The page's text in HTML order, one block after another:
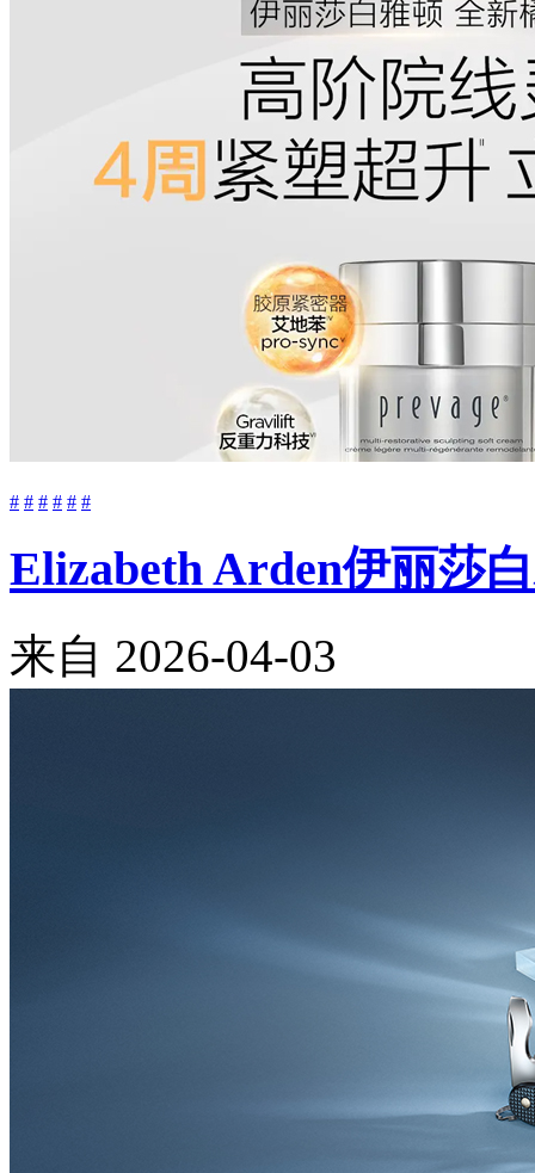
# # # # # #
Elizabeth Arden伊丽莎
来自 2026-04-03